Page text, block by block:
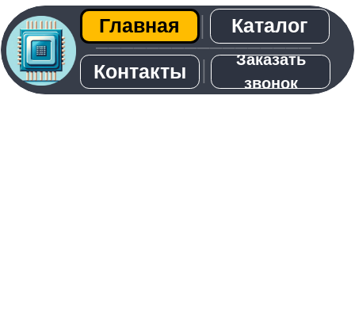
Главная Каталог
Контакты
─────────────────
│
Заказать
звонок
│